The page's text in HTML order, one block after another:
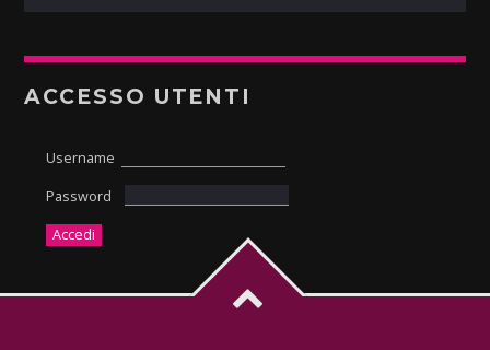
ACCESSO UTENTI
Username
Password